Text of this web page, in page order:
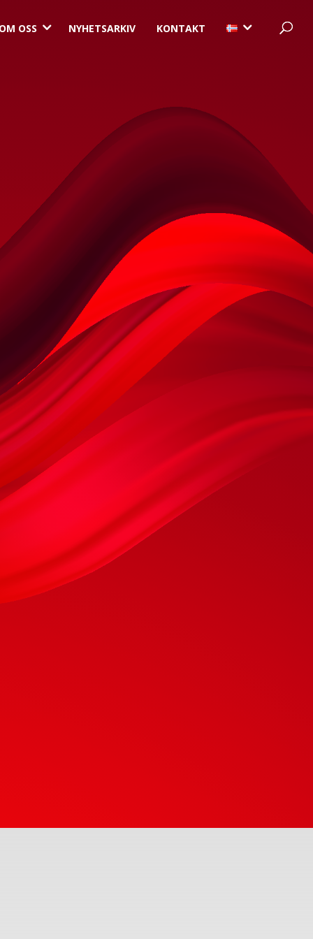
OSS 3 NYHETSARKIV KONTAKT 3